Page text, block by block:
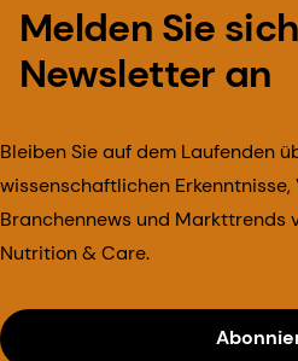
Melden Sie
Newsletter an
Bleiben Sie auf dem Laufenden
wissenschaftlichen
Branchennews und Markttrends
Nutrition & Care.